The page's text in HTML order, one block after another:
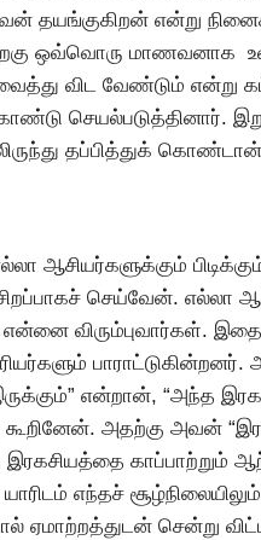
தயங்குகிறன் என்று
ஒவ்வொரு மாணவனாக
விட வேண்டும் என்று
செயல்படுத்தினார்.
தப்பித்துக்
ஆசியர்களுக்கும்
செய்வேன். எல்லா
என்னை விரும்புவார்கள்.
என்றான், “அந்த
கூறினேன். அதற்கு அவன்
இரகசியத்தை காப்பாற்றும்
எந்தச்
ஏமாற்றத்துடன் சென்று